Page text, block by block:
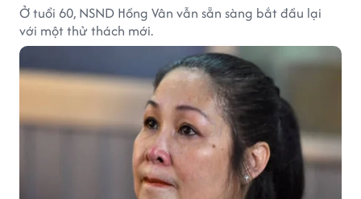
Ở tuổi 60, NSND Hồng Vân vẫn sẵn sàng bắt đầu lại
với một thử thách mới.